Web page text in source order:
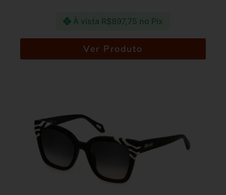
À vista R$897,75 no Pix
Ver Produto